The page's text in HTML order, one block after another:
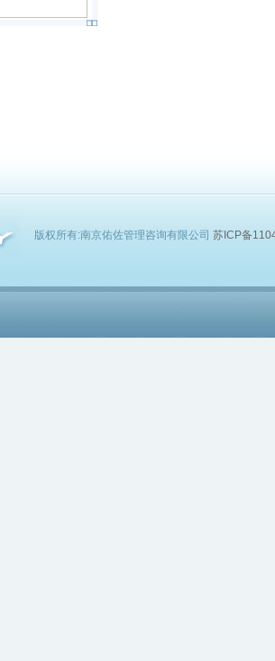
版权所有:南京佑佐管理咨询有限公司 苏ICP备